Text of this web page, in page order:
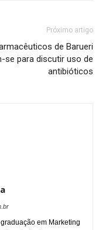
Próximo artigo
de Barueri
se para discutir uso de
antibióticos
em Marketing